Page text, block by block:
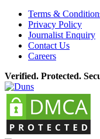
Terms &
Privacy Policy
Journalist Enquiry
Contact Us
Careers
Verified. Protected.